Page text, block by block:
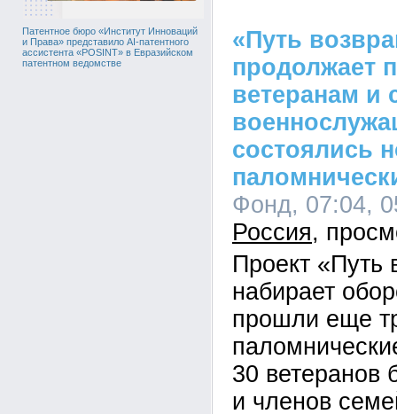
Патентное бюро «Институт Инноваций
и Права» представило AI-патентного
ассистента «POSINT» в Евразийском
патентном ведомстве
«Путь
продолжает
ветеранам и
состоялись
Фонд, 07:04,
Россия
Проект «Путь
набирает
прошли еще
30 ветеранов
и членов